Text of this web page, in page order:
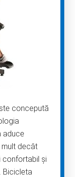
concepută
aduce
mult decât
confortabil și
Bicicleta